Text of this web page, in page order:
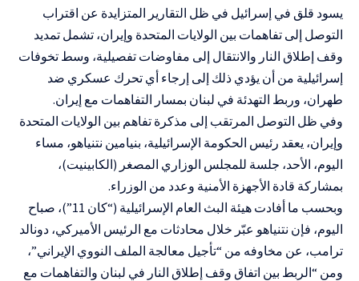
يسود قلق في إسرائيل في ظل التقارير المتزايدة عن اقتراب
التوصل إلى تفاهمات بين الولايات المتحدة وإيران، تشمل تمديد
وقف إطلاق النار والانتقال إلى مفاوضات تفصيلية، وسط تخوفات
إسرائيلية من أن يؤدي ذلك إلى إرجاء أي تحرك عسكري ضد
طهران، وربط التهدئة في لبنان بمسار التفاهمات مع إيران.
وفي ظل التوصل المرتقب إلى مذكرة تفاهم بين الولايات المتحدة
وإيران، يعقد رئيس الحكومة الإسرائيلية، بنيامين نتنياهو، مساء
اليوم، الأحد، جلسة للمجلس الوزاري المصغر (الكابينيت)،
بمشاركة قادة الأجهزة الأمنية وعدد من الوزراء.
وبحسب ما أفادت هيئة البث العام الإسرائيلية (“كان 11”)، صباح
اليوم، فإن نتنياهو عبّر خلال محادثات مع الرئيس الأميركي، دونالد
ترامب، عن مخاوفه من “تأجيل معالجة الملف النووي الإيراني”،
ومن “الربط بين اتفاق وقف إطلاق النار في لبنان والتفاهمات مع